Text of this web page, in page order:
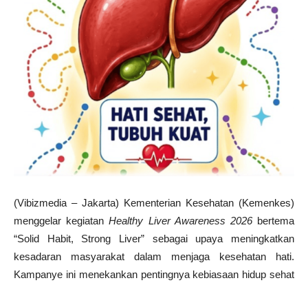
(Vibizmedia – Jakarta) Kementerian Kesehatan (Kemenkes)
menggelar kegiatanHealthy Liver Awareness 2026bertema
“Solid Habit, Strong Liver” sebagai upaya meningkatkan
kesadaran masyarakat dalam menjaga kesehatan hati.
Kampanye ini menekankan pentingnya kebiasaan hidup sehat